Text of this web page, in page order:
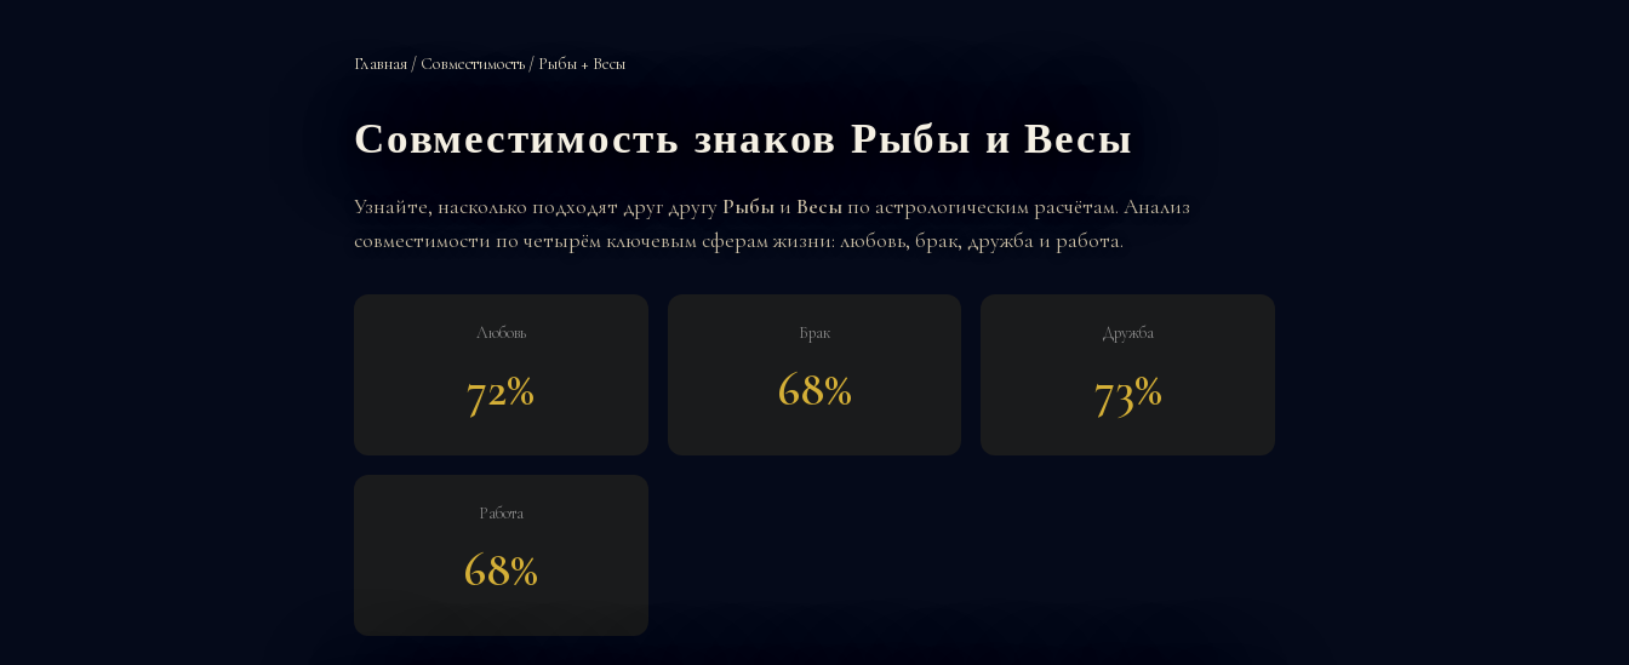
Главная / Совместимость / Рыбы + Весы
Совместимость знаков Рыбы и Весы
Узнайте, насколько подходят друг другу Рыбы и Весы по астрологическим расчётам. Анализ
совместимости по четырём ключевым сферам жизни: любовь, брак, дружба и работа.
Любовь
72%
Брак
68%
Дружба
73%
Работа
68%